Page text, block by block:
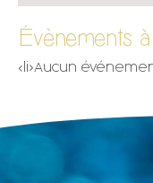
Évènements
<li>Aucun